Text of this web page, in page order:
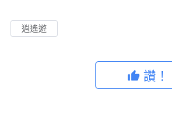
a
逍遙遊
讚！